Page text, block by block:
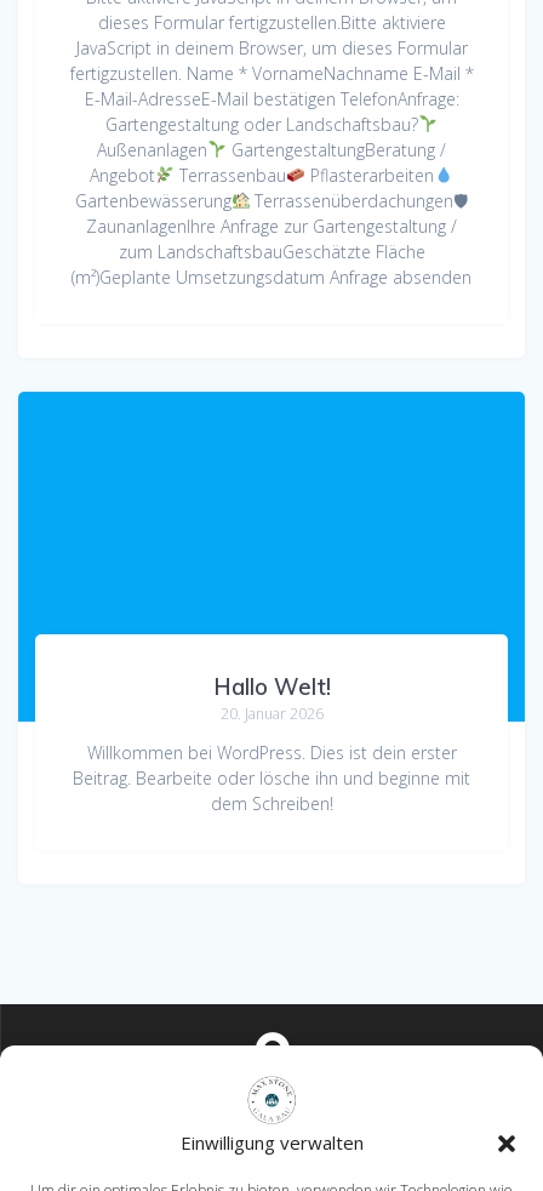
Einwilligung verwalten
dieses Formular fertigzustellen.Bitte aktiviere
JavaScript in deinem Browser, um dieses Formular
fertigzustellen. Name * VornameNachname E-Mail *
E-Mail-AdresseE-Mail bestätigen TelefonAnfrage:
Gartengestaltung oder Landschaftsbau?
Außenanlagen
GartengestaltungBeratung /
Angebot
Terrassenbau
Pflasterarbeiten
Gartenbewässerung
Terrassenüberdachungen🛡
ZaunanlagenIhre Anfrage zur Gartengestaltung /
zum LandschaftsbauGeschätzte Fläche
(m²)Geplante Umsetzungsdatum Anfrage absenden
Hallo Welt!
20. Januar 2026
Willkommen bei WordPress. Dies ist dein erster
Beitrag. Bearbeite oder lösche ihn und beginne mit
dem Schreiben!
Mahlower Dorfstraße 12 15831 Blankenfelde-Mahlow